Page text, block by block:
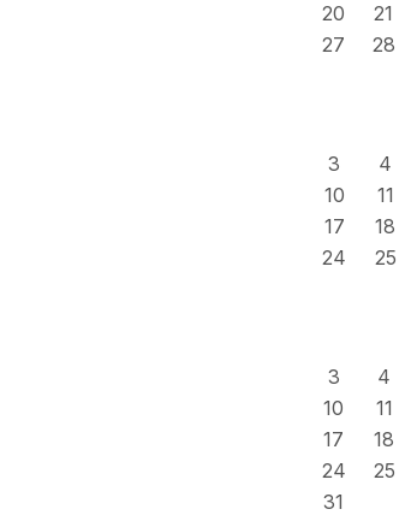
20
21
27
28
3
4
10
11
17
18
24
25
3
4
10
11
17
18
24
25
31